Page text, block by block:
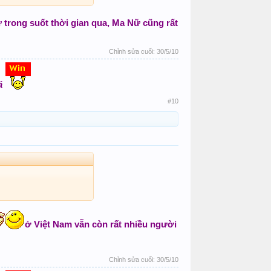
được 2 nháy 74.
Tỷ. Đệ mạn
bạn Hồng phước để
trong suốt thời gian qua, Ma Nữ cũng rất
Chỉnh sửa cuối: 30/5/10
#10
ở Việt Nam vẫn còn rất nhiều người
Chỉnh sửa cuối: 30/5/10